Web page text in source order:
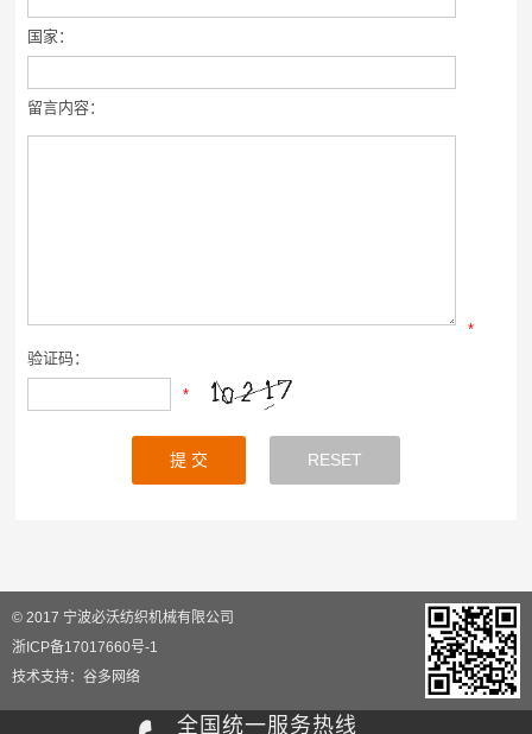
国家：
留言内容：
*
验证码：
*
© 2017 宁波必沃纺织机械有限公司
浙ICP备17017660号-1
技术支持： 谷多网络
全国统一服务热线